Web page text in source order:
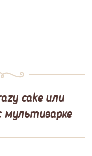
cake или
мультиварке